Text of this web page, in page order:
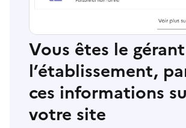
Vous êtes le
l’établissement,
ces informations
votre site